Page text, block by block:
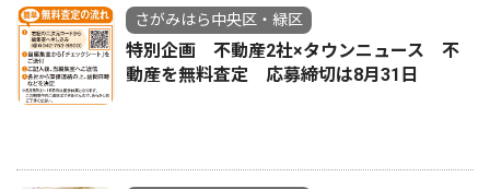
さがみはら中央区・緑区
特別企画 不動産2社×タウンニュース 不
動産を無料査定 応募締切は8月31日